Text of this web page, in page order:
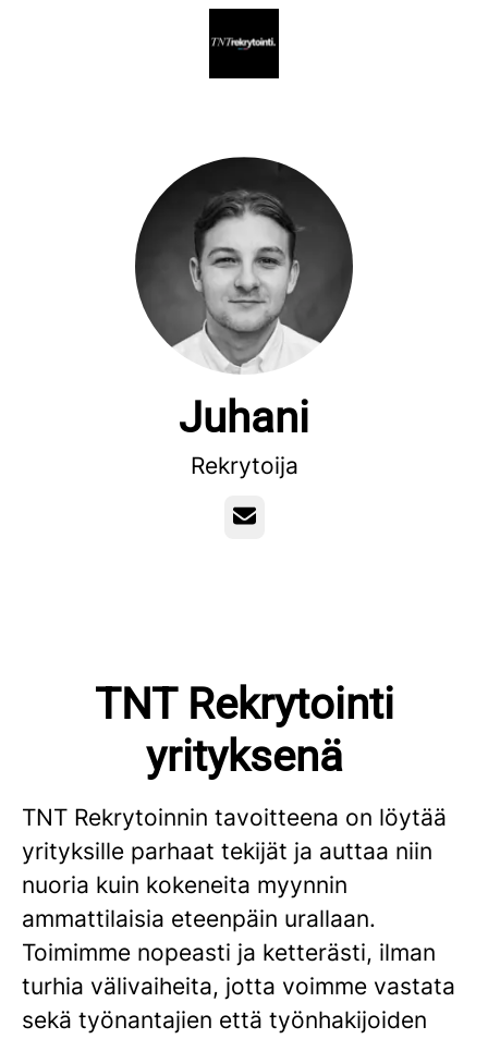
Juhani
Rekrytoija
Sähköposti
TNT Rekrytointi
yrityksenä
TNT Rekrytoinnin tavoitteena on löytää
yrityksille parhaat tekijät ja auttaa niin
nuoria kuin kokeneita myynnin
ammattilaisia eteenpäin urallaan.
Toimimme nopeasti ja ketterästi, ilman
turhia välivaiheita, jotta voimme vastata
sekä työnantajien että työnhakijoiden